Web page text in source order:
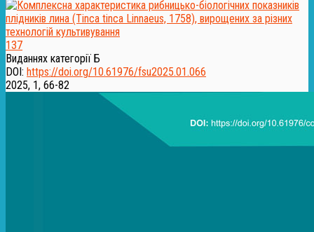
137
Виданнях категорії Б
DOI: https://doi.org/10.61976/fsu2025.01.066
2025, 1, 66-82